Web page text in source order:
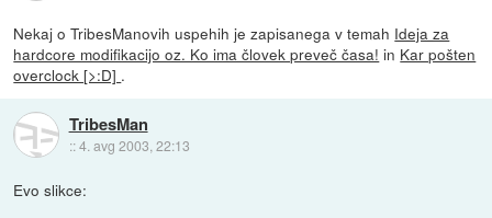
Nekaj o TribesManovih uspehih je zapisanega v temah Ideja za
hardcore modifikacijo oz. Ko ima človek preveč časa! in Kar pošten
overclock [>:D] .
TribesMan
::4. avg 2003, 22:13
Evo slikce: